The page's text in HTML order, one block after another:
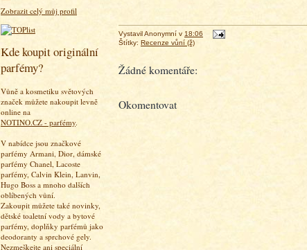
Zobrazit celý můj profil
Kde koupit originální
parfémy?
Vůně a kosmetiku světových
značek můžete nakoupit levně
online na
NOTINO.CZ - parfémy.
V nabídce jsou značkové
parfémy Armani, Dior, dámské
parfémy Chanel, Lacoste
parfémy, Calvin Klein, Lanvin,
Hugo Boss a mnoho dalších
oblíbených vůní.
Zakoupit můžete také novinky,
dětské toaletní vody a bytové
parfémy, doplňky parfémů jako
deodoranty a sprchové gely.
Nezmeškejte ani speciální
VystavilAnonymní v 18:06
Štítky: Recenze vůní (ž)
Žádné komentáře:
Okomentovat